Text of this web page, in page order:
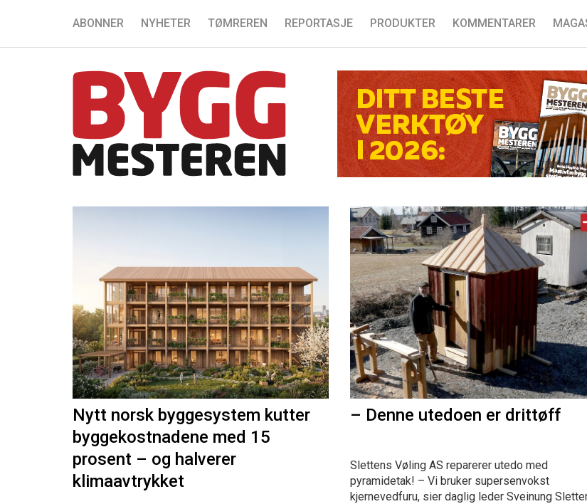
ABONNER NYHETER TØMREREN REPORTASJE PRODUKTER KOMMENTARER
Nytt norsk byggesystem kutter
byggekostnadene med 15
prosent – og halverer
klimaavtrykket
– Denne utedoen er drittøff
Slettens Vøling AS reparerer utedo med
pyramidetak! – Vi bruker supersenvokst
kjernevedfuru, sier daglig leder Sveinung